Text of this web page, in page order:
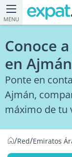
MENU
Conoce
en Ajmán
Ponte en
Ajmán,
máximo de tu
/Red/Emiratos